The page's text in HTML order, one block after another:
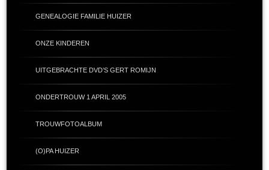
GENEALOGIE FAMILIE HUIZER
ONZE KINDEREN
UITGEBRACHTE DVD’S GERT ROMIJN
ONDERTROUW 1 APRIL 2005
TROUWFOTOALBUM
(O)PA HUIZER